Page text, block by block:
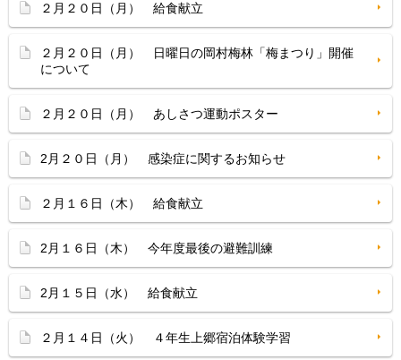
２月２０日（月） 給食献立
２月２０日（月） 日曜日の岡村梅林「梅まつり」開催
について
２月２０日（月） あしさつ運動ポスター
2月２０日（月） 感染症に関するお知らせ
２月１６日（木） 給食献立
2月１６日（木） 今年度最後の避難訓練
2月１５日（水） 給食献立
２月１４日（火） ４年生上郷宿泊体験学習